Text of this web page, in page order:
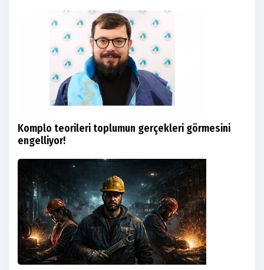
Komplo teorileri toplumun gerçekleri görmesini
engelliyor!